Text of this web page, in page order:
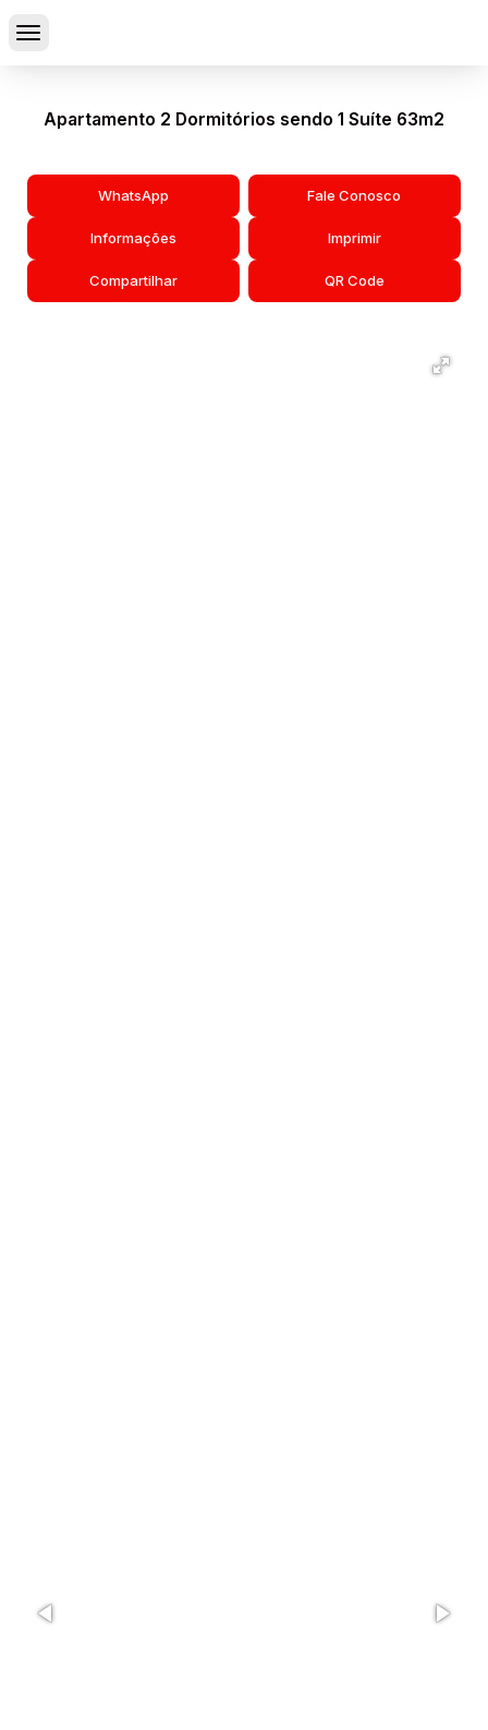
Apartamento 2 Dormitórios sendo 1 Suíte 63m2
WhatsApp Fale Conosco
Informações Imprimir
Compartilhar QR Code